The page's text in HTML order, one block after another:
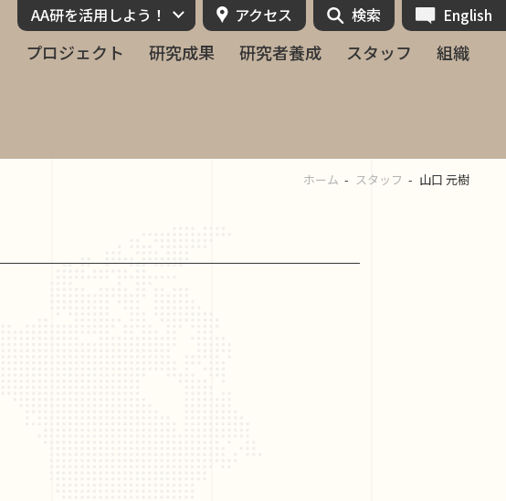
プロジェクト 研究成果 研究者養成 スタッフ 組織
AA研を活用しよう！ アクセス 検索 English
ホーム スタッフ 山口 元樹